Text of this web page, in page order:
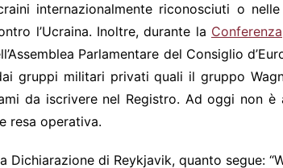
internazionalmente riconosciuti o
l’Ucraina. Inoltre, durante la Conferenza
Parlamentare del Consiglio
gruppi militari privati quali il gruppo
da iscrivere nel Registro. Ad oggi non
resa operativa.
Dichiarazione di Reykjavik, quanto segue: